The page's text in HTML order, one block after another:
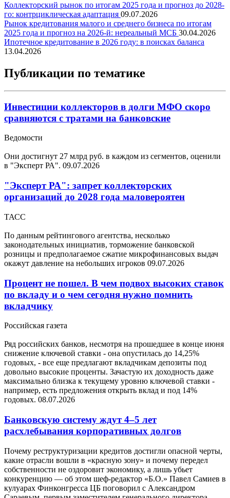
Коллекторский рынок по итогам 2025 года и прогноз до 2028-
го: контрциклическая адаптация 09.07.2026
Рынок кредитования малого и среднего бизнеса по итогам
2025 года и прогноз на 2026-й: нереальный МСБ 30.04.2026
Ипотечное кредитование в 2026 году: в поисках баланса
13.04.2026
Публикации по тематике
Инвестиции коллекторов в долги МФО скоро
сравняются с тратами на банковские
Ведомости
Они достигнут 27 млрд руб. в каждом из сегментов, оценили
в "Эксперт РА". 09.07.2026
"Эксперт РА": запрет коллекторских
организаций до 2028 года маловероятен
ТАСС
По данным рейтингового агентства, несколько
законодательных инициатив, торможение банковской
розницы и предполагаемое сжатие микрофинансовых выдач
окажут давление на небольших игроков 09.07.2026
Процент не пошел. В чем подвох высоких ставок
по вкладу и о чем сегодня нужно помнить
вкладчику
Российская газета
Ряд российских банков, несмотря на прошедшее в конце июня
снижение ключевой ставки - она опустилась до 14,25%
годовых, - все еще предлагают вкладчикам депозиты под
довольно высокие проценты. Зачастую их доходность даже
максимально близка к текущему уровню ключевой ставки -
например, есть предложения открыть вклад и под 14%
годовых. 08.07.2026
Банковскую систему ждут 4–5 лет
расхлебывания корпоративных долгов
Почему реструктуризации кредитов достигли опасной черты,
какие отрасли вошли в «красную зону» и почему передел
собственности не оздоровит экономику, а лишь убьет
конкуренцию — об этом шеф-редактор «Б.О.» Павел Самиев в
кулуарах Финконгресса ЦБ поговорил с Александром